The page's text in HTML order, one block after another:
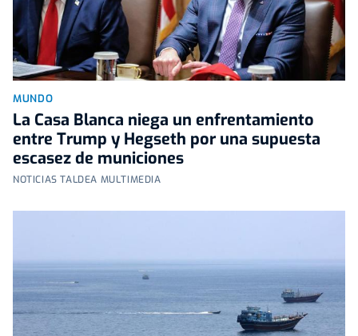
MUNDO
La Casa Blanca niega un enfrentamiento
entre Trump y Hegseth por una supuesta
escasez de municiones
NOTICIAS TALDEA MULTIMEDIA